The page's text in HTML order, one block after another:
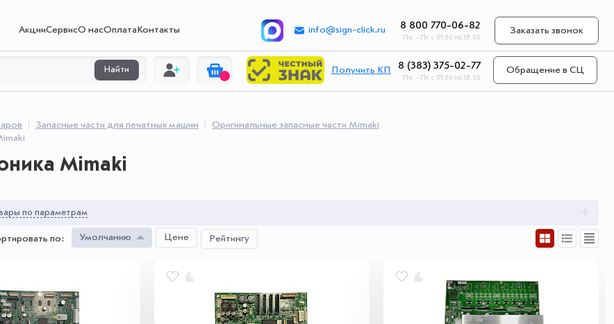
АкцииСервисО насОплата Контакты info@sign-click.ru 8 800 770-06-82
Пн. - Пт. с 09.00 по 18.00
Заказать звонок
Найти Получить КП 8 (383) 375-02-77
Пн. - Пт. с 09.00 по 18.00
Обращение в СЦ
Запасные части для печатных машин
Оригинальные запасные части Mimaki
Mimaki
по параметрам
по: Умолчанию Цене Рейтингу